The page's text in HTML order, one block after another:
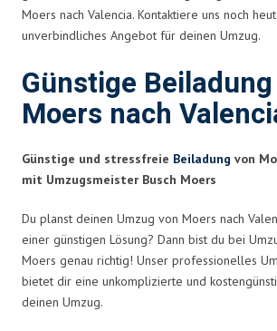
Moers nach Valencia. Kontaktiere uns noch
unverbindliches Angebot für deinen Umzug.
Günstige
Moers nach
Günstige und stressfreie Beiladung von
mit Umzugsmeister Busch Moers
Du planst deinen Umzug von Moers nach
einer günstigen Lösung? Dann bist du bei
Moers genau richtig! Unser professionelles
bietet dir eine unkomplizierte und
deinen Umzug.